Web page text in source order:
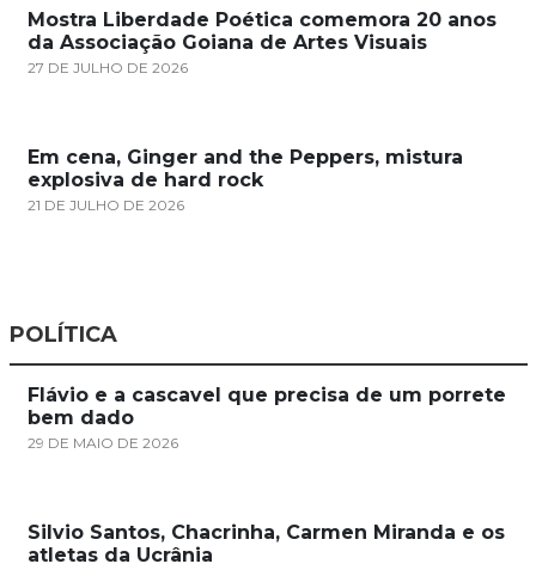
Mostra Liberdade Poética comemora 20 anos
da Associação Goiana de Artes Visuais
27 DE JULHO DE 2026
Em cena, Ginger and the Peppers, mistura
explosiva de hard rock
21 DE JULHO DE 2026
POLÍTICA
Flávio e a cascavel que precisa de um porrete
bem dado
29 DE MAIO DE 2026
Silvio Santos, Chacrinha, Carmen Miranda e os
atletas da Ucrânia